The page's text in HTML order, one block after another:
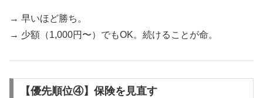
→ 早いほど勝ち。
→ 少額（1,000円〜）でもOK。続けることが命。
【優先順位④】保険を見直す